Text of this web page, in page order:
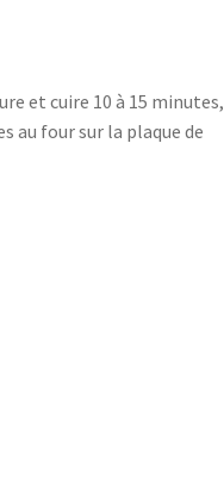
et cuire 10 à 15 minutes,
au four sur la plaque de